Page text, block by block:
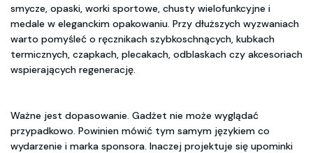
smycze, opaski, worki sportowe, chusty wielofunkcyjne i
medale w eleganckim opakowaniu. Przy dłuższych wyzwaniach
warto pomyśleć o ręcznikach szybkoschnących, kubkach
termicznych, czapkach, plecakach, odblaskach czy akcesoriach
wspierających regenerację.
Ważne jest dopasowanie. Gadżet nie może wyglądać
przypadkowo. Powinien mówić tym samym językiem co
wydarzenie i marka sponsora. Inaczej projektuje się upominki